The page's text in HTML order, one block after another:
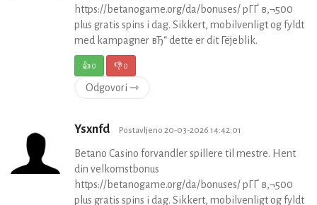
https://betanogame.org/da/bonuses/ pГҐ в‚¬500
plus gratis spins i dag. Sikkert, mobilvenligt og fyldt
med kampagner вЂ“ dette er dit Гёjeblik.
👍0 👎0
Odgovori ⇾
Ysxnfd Postavljeno 20-03-2026 14:42:01
Betano Casino forvandler spillere til mestre. Hent
din velkomstbonus
https://betanogame.org/da/bonuses/ pГҐ в‚¬500
plus gratis spins i dag. Sikkert, mobilvenligt og fyldt